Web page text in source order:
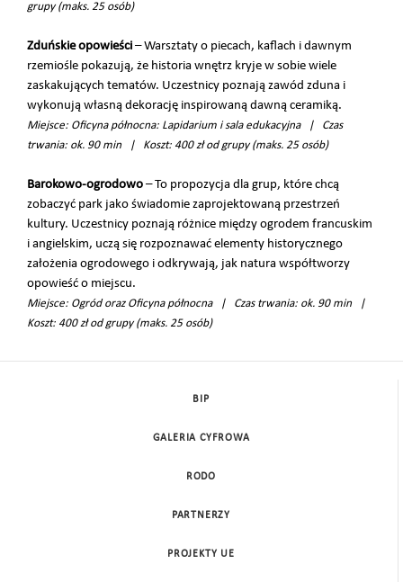
grupy (maks. 25 osób)
Zduńskie opowieści – Warsztaty o piecach, kaflach i dawnym
rzemiośle pokazują, że historia wnętrz kryje w sobie wiele
zaskakujących tematów. Uczestnicy poznają zawód zduna i
wykonują własną dekorację inspirowaną dawną ceramiką.
Miejsce: Oficyna północna: Lapidarium i sala edukacyjna | Czas
trwania: ok. 90 min | Koszt: 400 zł od grupy (maks. 25 osób)
Barokowo-ogrodowo – To propozycja dla grup, które chcą
zobaczyć park jako świadomie zaprojektowaną przestrzeń
kultury. Uczestnicy poznają różnice między ogrodem francuskim
i angielskim, uczą się rozpoznawać elementy historycznego
założenia ogrodowego i odkrywają, jak natura współtworzy
opowieść o miejscu.
Miejsce: Ogród oraz Oficyna północna | Czas trwania: ok. 90 min |
Koszt: 400 zł od grupy (maks. 25 osób)
BIP
GALERIA CYFROWA
RODO
PARTNERZY
PROJEKTY UE